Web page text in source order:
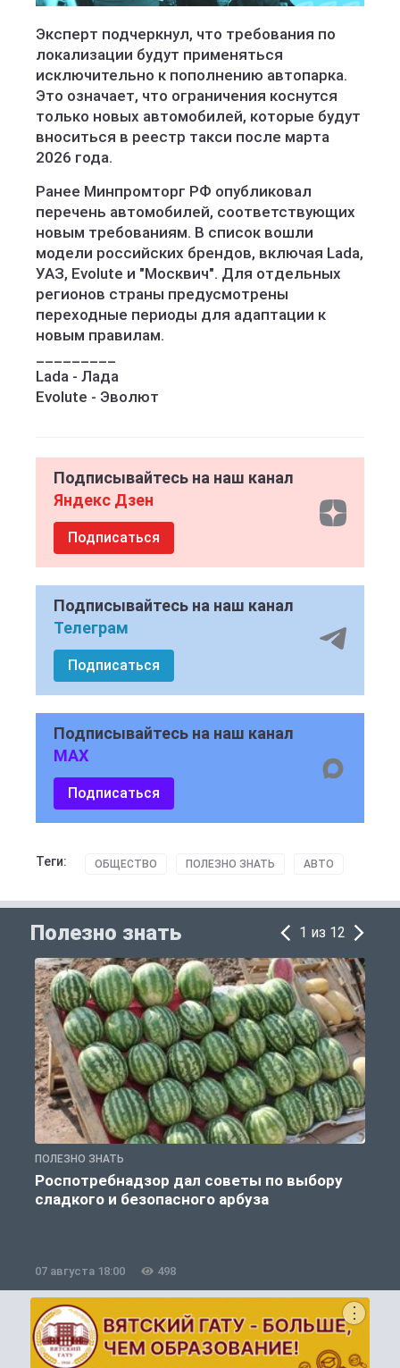
Эксперт подчеркнул, что требования по
локализации будут применяться
исключительно к пополнению автопарка.
Это означает, что ограничения коснутся
только новых автомобилей, которые будут
вноситься в реестр такси после марта
2026 года.
Ранее Минпромторг РФ опубликовал
перечень автомобилей, соответствующих
новым требованиям. В список вошли
модели российских брендов, включая Lada,
УАЗ, Evolute и "Москвич". Для отдельных
регионов страны предусмотрены
переходные периоды для адаптации к
новым правилам.
Lada - Лада
Evolute - Эволют
Подписывайтесь на наш канал
Яндекс Дзен
Подписаться
Подписывайтесь на наш канал
Телеграм
Подписаться
Подписывайтесь на наш канал
MAX
Подписаться
Теги: ОБЩЕСТВО ПОЛЕЗНО ЗНАТЬ АВТО
Полезно знать 1 из 12
ПОЛЕЗНО ЗНАТЬ
Роспотребнадзор дал советы по выбору
сладкого и безопасного арбуза
07 августа 18:00 498